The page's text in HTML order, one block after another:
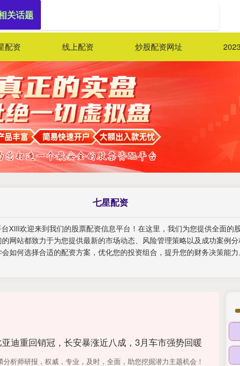
配资 线上配资 炒股配资网址
七星配资
XIII‌欢迎来到我们的股票配资信息平台！在这里，我们为您提供全面的
网站都致力于为您提供最新的市场动态、风险管理策略以及成功案例
如何选择合适的配资方案，优化您的投资组合，提升您的财务决策能
关话题
迪重回销冠，长安暴涨近八成，3月车市强势回暖
分析师研报，权威，专业，及时，全面，助您挖掘潜力主题机会！